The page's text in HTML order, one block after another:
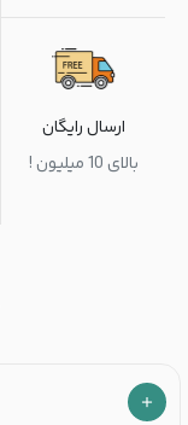
ارسال رایگان
بالای 10 میلیون !